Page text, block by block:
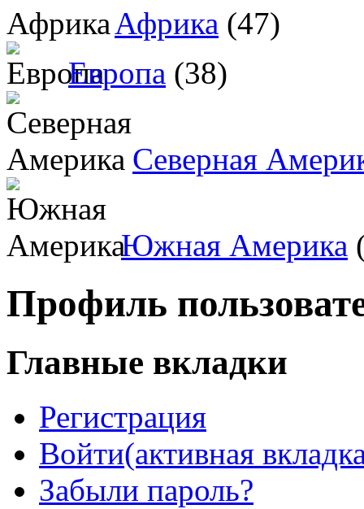
Африка (47)
Европа (38)
Северная
Южная Америка
Профиль
Главные вкладки
Регистрация
Войти(активная
Забыли пароль?